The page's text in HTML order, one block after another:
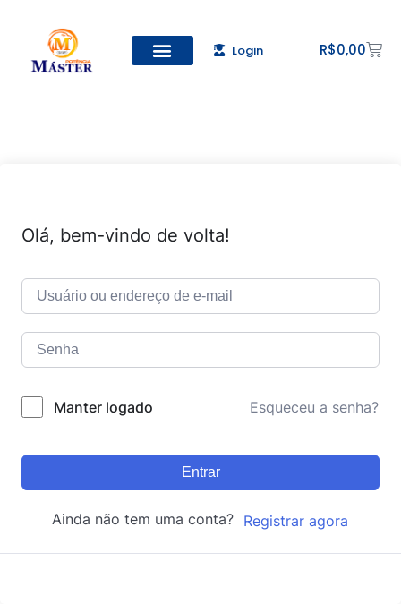
Login R$0,00
Olá, bem-vindo de volta!
Manter logado Esqueceu a senha?
Entrar
Ainda não tem uma conta? Registrar agora